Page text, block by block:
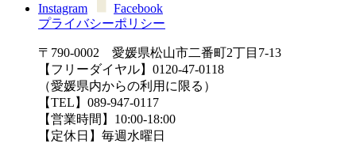
Instagram
Facebook
プライバシーポリシー
〒790-0002 愛媛県松山市二番町2丁目7-13
【フリーダイヤル】0120-47-0118
（愛媛県内からの利用に限る）
【TEL】089-947-0117
【営業時間】10:00-18:00
【定休日】毎週水曜日